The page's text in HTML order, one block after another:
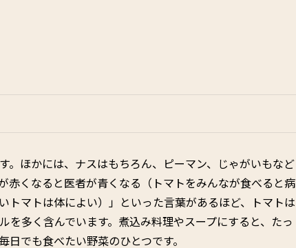
。ほかには、ナスはもちろん、ピーマン、じゃがいもなど
赤くなると医者が青くなる（トマトをみんなが食べると病
トマトは体によい）」といった言葉があるほど、トマトは
を多く含んでいます。煮込み料理やスープにすると、たっ
でも食べたい野菜のひとつです。